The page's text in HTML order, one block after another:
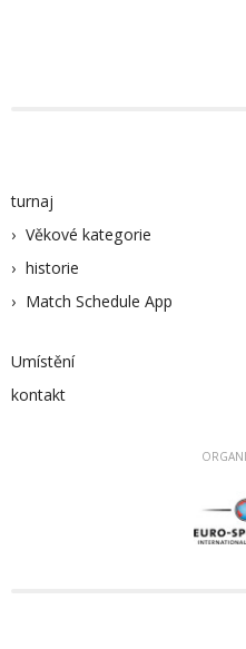
turnaj
Věkové kategorie
historie
Match Schedule App
Umístění
kontakt